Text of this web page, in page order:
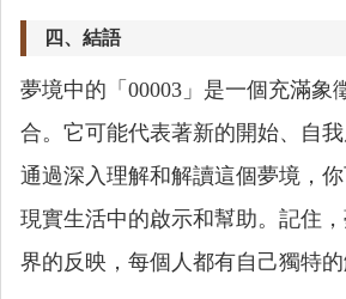
四、結語
夢境中的「00003」是一個充滿象
合。它可能代表著新的開始、自我
通過深入理解和解讀這個夢境，
現實生活中的啟示和幫助。記住
界的反映，每個人都有自己獨特的